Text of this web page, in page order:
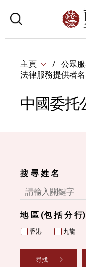
主頁
公眾
法律服務提供者
中國委托
搜 尋 姓 名
地 區 (包 括 分 行)
香港 九龍
尋找